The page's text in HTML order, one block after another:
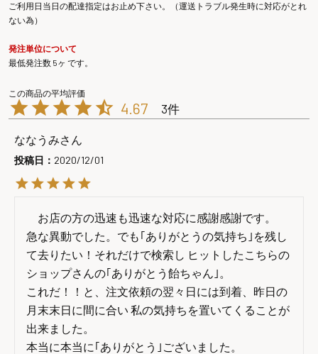
ご利用日当日の配達指定はお止め下さい。（運送トラブル発生時に対応がとれ
ない為）
発注単位について
最低発注数 5ヶ です。
4.67 3
ななうみ
投稿日 2020/12/01
お店の方の迅速も迅速な対応に感謝感謝です。
急な異動でした。でも｢ありがとうの気持ち｣を残し
て去りたい！それだけで検索し ヒットしたこちらの
ショップさんの｢ありがとう飴ちゃん｣。
これだ！！と、注文依頼の翌々日には到着、昨日の
月末末日に間に合い 私の気持ちを置いてくることが
出来ました。
本当に本当に｢ありがとう｣ございました。